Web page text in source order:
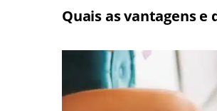
Quais as vantagens e